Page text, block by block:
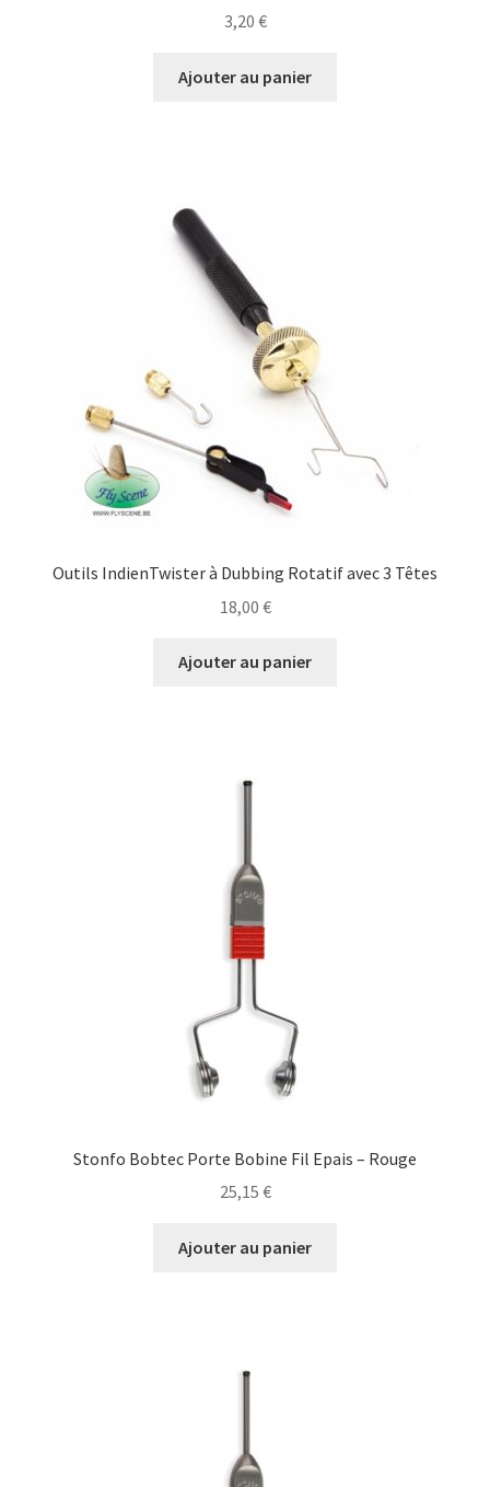
3,20 €
Ajouter au panier
Outils IndienTwister à Dubbing Rotatif avec 3 Têtes
18,00 €
Ajouter au panier
Stonfo Bobtec Porte Bobine Fil Epais – Rouge
25,15 €
Ajouter au panier